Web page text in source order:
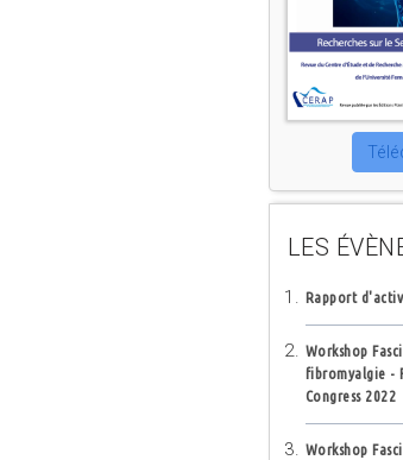
LES
Rapport
Workshop
fibromyalgie -
Congress 2022
Workshop